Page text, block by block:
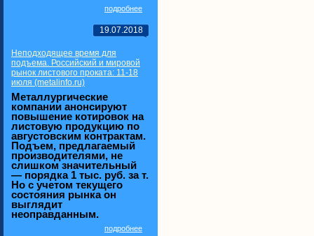
подробнее
19.07.2018
Неподходящее время для
подъема. Российский и мировой
рынок листового проката: 11-18
июля (metalinfo.ru)
Металлургические
компании анонсируют
повышение котировок на
листовую продукцию по
августовским контрактам.
Подъем, предлагаемый
производителями, не
слишком значительный
— порядка 1 тыс. руб. за т.
Но с учетом текущего
состояния рынка он
выглядит
неоправданным.
подробнее